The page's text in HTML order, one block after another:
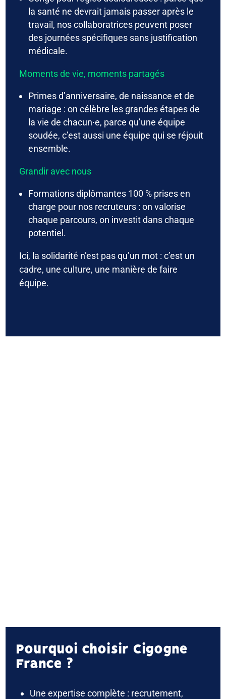
la santé ne devrait jamais passer après le
travail, nos collaboratrices peuvent poser
des journées spécifiques sans justification
médicale.
Moments de vie, moments partagés
Primes d’anniversaire, de naissance et de
mariage : on célèbre les grandes étapes de
la vie de chacun·e, parce qu’une équipe
soudée, c’est aussi une équipe qui se réjouit
ensemble.
Grandir avec nous
Formations diplômantes 100 % prises en
charge pour nos recruteurs : on valorise
chaque parcours, on investit dans chaque
potentiel.
Ici, la solidarité n’est pas qu’un mot : c’est un
cadre, une culture, une manière de faire
équipe.
Pourquoi choisir Cigogne
France ?
Une expertise complète : recrutement,